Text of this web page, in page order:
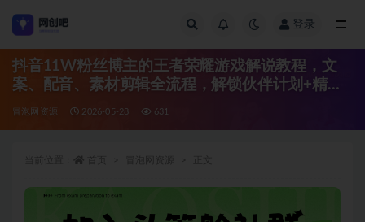
登录
抖音11W粉丝博主的王者荣耀游戏解说教程，文
案、配音、素材剪辑全流程，解锁伙伴计划+精选
独家收益，日入1k+
冒泡网资源 2026-05-28 631